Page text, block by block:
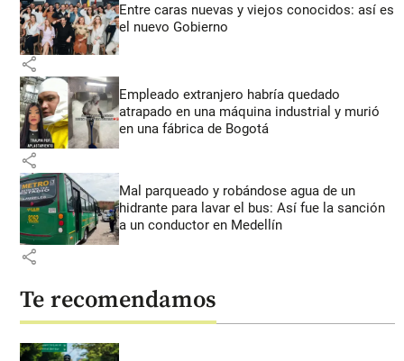
Entre caras nuevas y viejos conocidos: así es
el nuevo Gobierno
share
Empleado extranjero habría quedado
atrapado en una máquina industrial y murió
en una fábrica de Bogotá
share
Mal parqueado y robándose agua de un
hidrante para lavar el bus: Así fue la sanción
a un conductor en Medellín
share
Te recomendamos